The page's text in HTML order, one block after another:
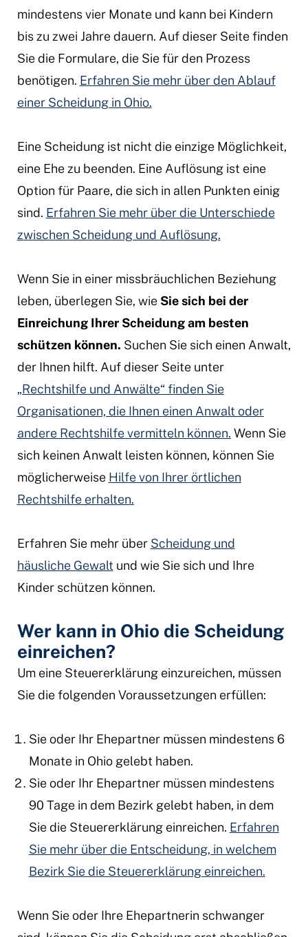
mindestens vier Monate und kann bei Kindern
bis zu zwei Jahre dauern. Auf dieser Seite finden
Sie die Formulare, die Sie für den Prozess
benötigen. Erfahren Sie mehr über den Ablauf
einer Scheidung in Ohio.
Eine Scheidung ist nicht die einzige Möglichkeit,
eine Ehe zu beenden. Eine Auflösung ist eine
Option für Paare, die sich in allen Punkten einig
sind. Erfahren Sie mehr über die Unterschiede
zwischen Scheidung und Auflösung.
Wenn Sie in einer missbräuchlichen Beziehung
leben, überlegen Sie, wie Sie sich bei der
Einreichung Ihrer Scheidung am besten
schützen können. Suchen Sie sich einen Anwalt,
der Ihnen hilft. Auf dieser Seite unter
„Rechtshilfe und Anwälte“ finden Sie
Organisationen, die Ihnen einen Anwalt oder
andere Rechtshilfe vermitteln können. Wenn Sie
sich keinen Anwalt leisten können, können Sie
möglicherweise Hilfe von Ihrer örtlichen
Rechtshilfe erhalten.
Erfahren Sie mehr über Scheidung und
häusliche Gewalt und wie Sie sich und Ihre
Kinder schützen können.
Wer kann in Ohio die Scheidung
einreichen?
Um eine Steuererklärung einzureichen, müssen
Sie die folgenden Voraussetzungen erfüllen:
Sie oder Ihr Ehepartner müssen mindestens 6
Monate in Ohio gelebt haben.
Sie oder Ihr Ehepartner müssen mindestens
90 Tage in dem Bezirk gelebt haben, in dem
Sie die Steuererklärung einreichen. Erfahren
Sie mehr über die Entscheidung, in welchem
Bezirk Sie die Steuererklärung einreichen.
Wenn Sie oder Ihre Ehepartnerin schwanger